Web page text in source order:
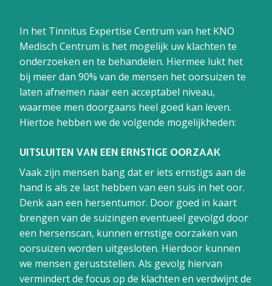
In het Tinnitus Expertise Centrum van het KNO
Medisch Centrum is het mogelijk uw klachten te
onderzoeken en te behandelen. Hiermee lukt het
bij meer dan 90% van de mensen het oorsuizen te
laten afnemen naar een acceptabel niveau,
waarmee men doorgaans heel goed kan leven.
Hiertoe hebben we de volgende mogelijkheden:
UITSLUITEN VAN EEN ERNSTIGE OORZAAK
Vaak zijn mensen bang dat er iets ernstigs aan de
hand is als ze last hebben van een suis in het oor.
Denk aan een hersentumor. Door goed in kaart
brengen van de suizingen eventueel gevolgd door
een hersenscan, kunnen ernstige oorzaken van
oorsuizen worden uitgesloten. Hierdoor kunnen
we mensen geruststellen. Als gevolg hiervan
vermindert de focus op de klachten en verdwijnt de